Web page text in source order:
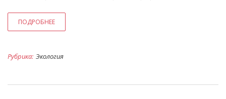
ПОДРОБНЕЕ
Рубрика: Экология